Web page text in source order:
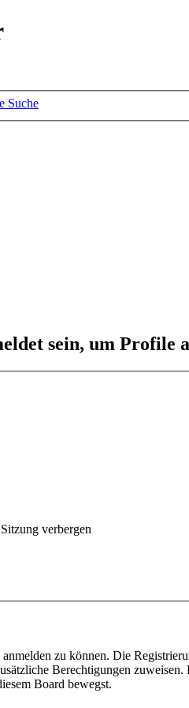
Suche
sein, um Profile
verbergen
zu können. Die
Berechtigungen
Board bewegst.